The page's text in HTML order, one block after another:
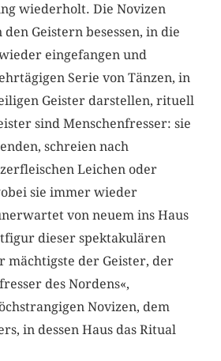
wiederholt. Die Novizen
Geistern besessen, in die
eingefangen und
Serie von Tänzen, in
Geister darstellen, rituell
sind Menschenfresser: sie
schreien nach
Leichen oder
sie immer wieder
von neuem ins Haus
dieser spektakulären
mächtigste der Geister, der
des Nordens«,
Novizen, dem
in dessen Haus das Ritual